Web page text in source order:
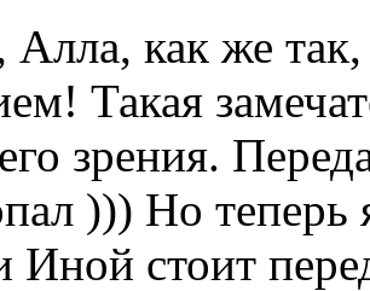
как же
Такая
зрения.
))) Но теперь
Иной стоит